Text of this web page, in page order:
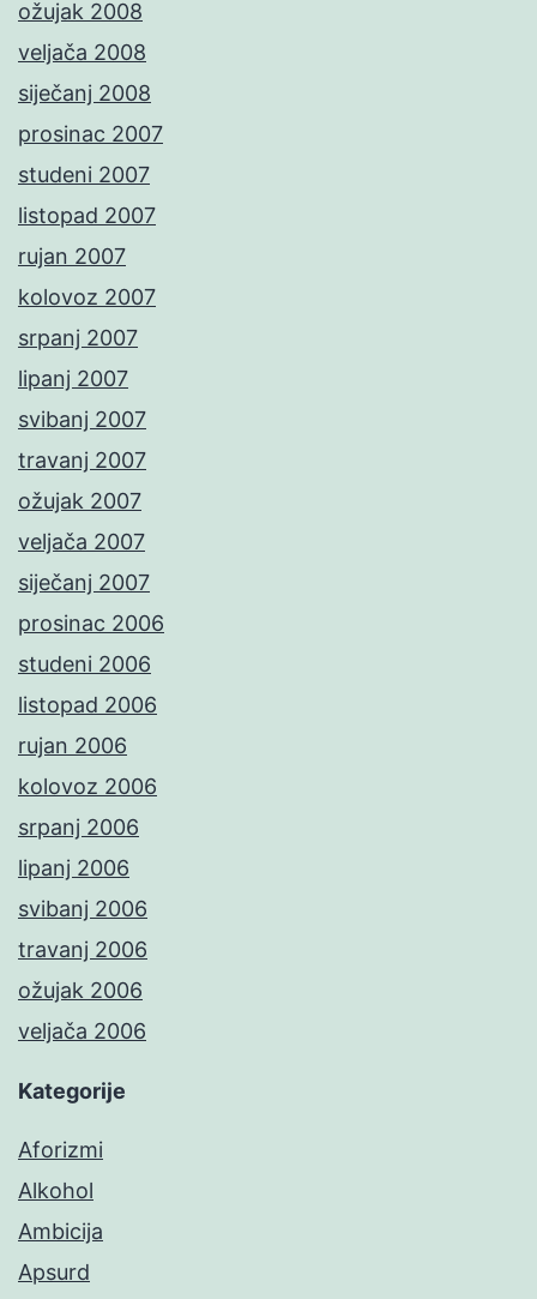
ožujak 2008
veljača 2008
siječanj 2008
prosinac 2007
studeni 2007
listopad 2007
rujan 2007
kolovoz 2007
srpanj 2007
lipanj 2007
svibanj 2007
travanj 2007
ožujak 2007
veljača 2007
siječanj 2007
prosinac 2006
studeni 2006
listopad 2006
rujan 2006
kolovoz 2006
srpanj 2006
lipanj 2006
svibanj 2006
travanj 2006
ožujak 2006
veljača 2006
Kategorije
Aforizmi
Alkohol
Ambicija
Apsurd